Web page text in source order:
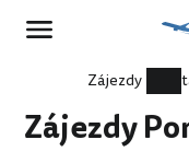
Zájezdy
Zájezdy